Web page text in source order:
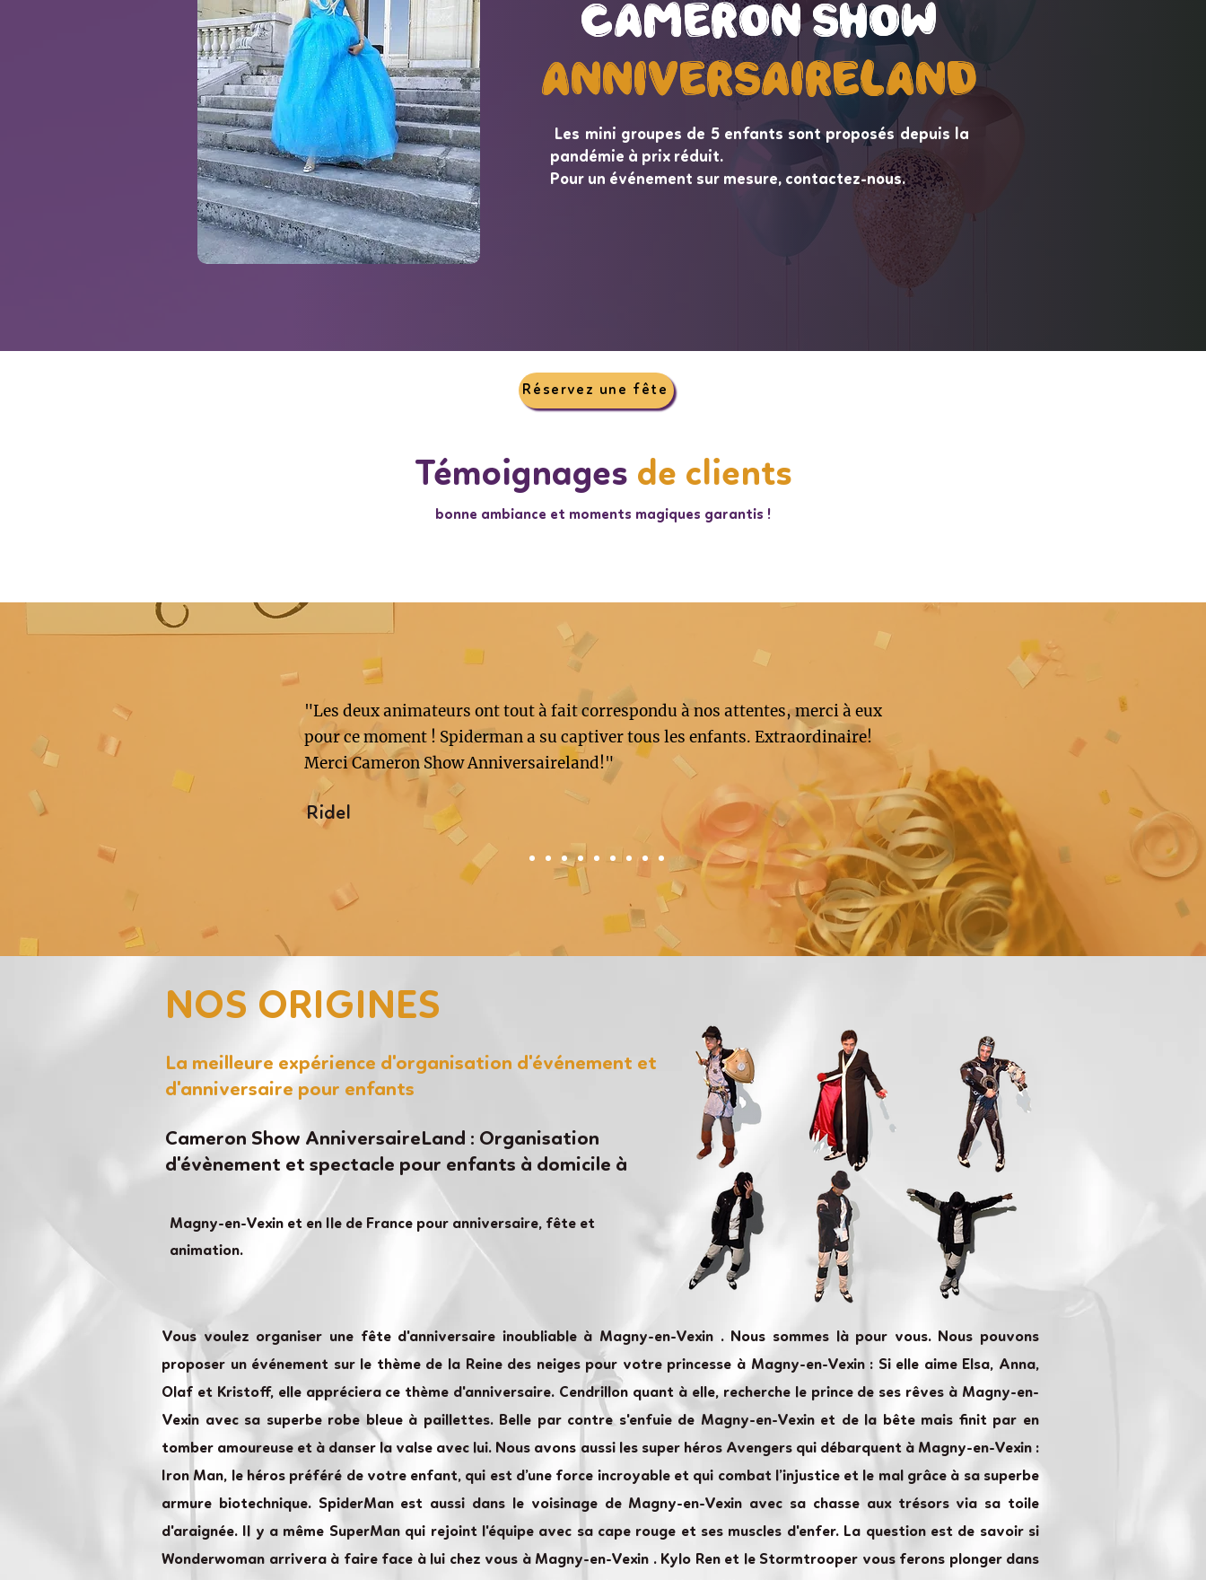
Cameron Show
AnniversaireLand
Cameron Show
AnniversaireLand
Les mini groupes de 5 enfants sont proposés depuis la
pandémie à prix réduit.
Pour un événement sur mesure, contactez-nous.
Réservez une fête
Témoignages de clients
bonne ambiance et moments magiques garantis !
"Les deux animateurs ont tout à fait correspondu à nos attentes, merci à eux
pour ce moment ! Spiderman a su captiver tous les enfants. Extraordinaire!
Merci Cameron Show Anniversaireland!"
Ridel
NOS ORIGINES
La meilleure expérience d'organisation d'événement et
d'anniversaire pour enfants
Cameron Show AnniversaireLand : Organisation
d'évènement et spectacle pour enfants à domicile à
Magny-en-Vexin et en Ile de France pour anniversaire, fête et
animation.
Vous voulez organiser une fête d'anniversaire inoubliable à Magny-en-Vexin . Nous sommes là pour vous. Nous pouvons
proposer un événement sur le thème de la Reine des neiges pour votre princesse à Magny-en-Vexin : Si elle aime Elsa, Anna,
Olaf et Kristoff, elle appréciera ce thème d'anniversaire. Cendrillon quant à elle, recherche le prince de ses rêves à Magny-en-
Vexin avec sa superbe robe bleue à paillettes. Belle par contre s'enfuie de Magny-en-Vexin et de la bête mais finit par en
tomber amoureuse et à danser la valse avec lui. Nous avons aussi les super héros Avengers qui débarquent à Magny-en-Vexin :
Iron Man, le héros préféré de votre enfant, qui est d’une force incroyable et qui combat l’injustice et le mal grâce à sa superbe
armure biotechnique. SpiderMan est aussi dans le voisinage de Magny-en-Vexin avec sa chasse aux trésors via sa toile
d'araignée. Il y a même SuperMan qui rejoint l'équipe avec sa cape rouge et ses muscles d'enfer. La question est de savoir si
Wonderwoman arrivera à faire face à lui chez vous à Magny-en-Vexin . Kylo Ren et le Stormtrooper vous ferons plonger dans